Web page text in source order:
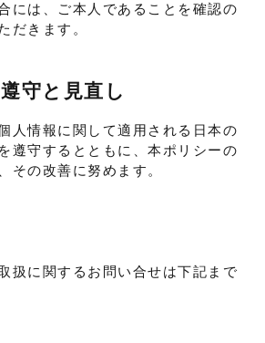
には、ご本人であることを確認の
だきます。
守と見直し
人情報に関して適用される日本の
遵守するとともに、本ポリシーの
その改善に努めます。
扱に関するお問い合せは下記まで